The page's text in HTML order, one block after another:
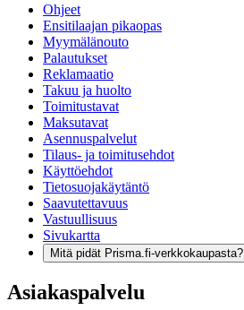
Ohjeet
Ensitilaajan pikaopas
Myymälänouto
Palautukset
Reklamaatio
Takuu ja huolto
Toimitustavat
Maksutavat
Asennuspalvelut
Tilaus- ja toimitusehdot
Käyttöehdot
Tietosuojakäytäntö
Saavutettavuus
Vastuullisuus
Sivukartta
Mitä pidät Prisma.fi-verkkokaupasta?
Asiakaspalvelu